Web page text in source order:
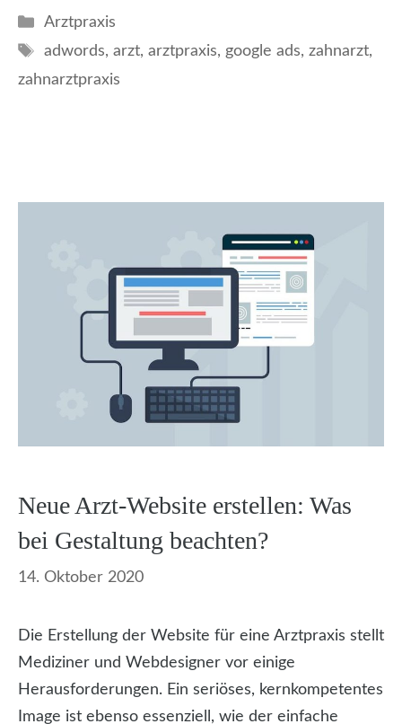
Kategorien
Arztpraxis
Schlagwörter
adwords, arzt, arztpraxis, google ads, zahnarzt,
zahnarztpraxis
Neue Arzt-Website erstellen: Was
bei Gestaltung beachten?
14. Oktober 2020
Die Erstellung der Website für eine Arztpraxis stellt
Mediziner und Webdesigner vor einige
Herausforderungen. Ein seriöses, kernkompetentes
Image ist ebenso essenziell, wie der einfache